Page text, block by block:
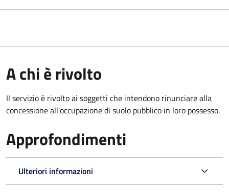
A chi è rivolto
Il servizio è rivolto ai soggetti che intendono rinunciare alla
concessione all'occupazione di suolo pubblico in loro possesso.
Approfondimenti
Ulteriori informazioni